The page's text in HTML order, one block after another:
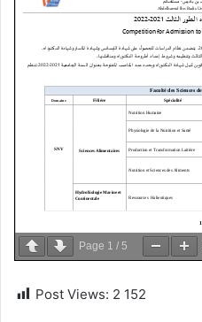
Page 1 / 5
Post Views: 2 152